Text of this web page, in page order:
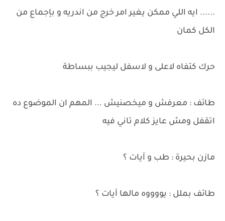
...... ايه اللي ممكن يغير امر خرج من اندريه و بإجماع من
الكل كمان
حرك كتفاه لاعلى و لاسفل ليجيب ببساطة
طائف : معرفش و ميخصنيش ... المهم ان الموضوع ده
اتقفل ومش عايز كلام تاني فيه
مازن بحيرة : طب و آيات ؟
طائف بملل : يووووه مالها آيات ؟